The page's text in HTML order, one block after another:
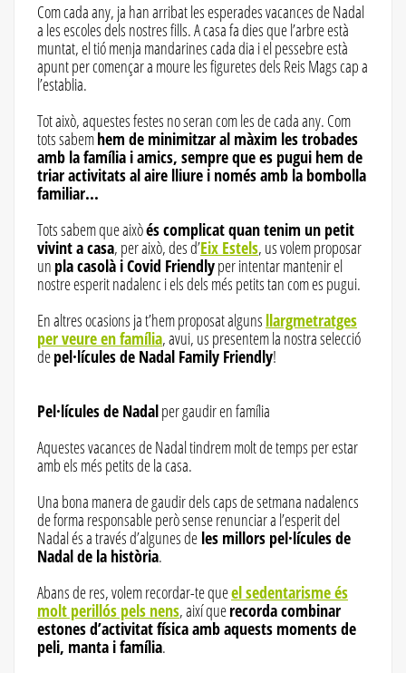
Com cada any, ja han arribat les esperades vacances de Nadal
a les escoles dels nostres fills. A casa fa dies que l’arbre està
muntat, el tió menja mandarines cada dia i el pessebre està
apunt per començar a moure les figuretes dels Reis Mags cap a
l’establia.
Tot això, aquestes festes no seran com les de cada any. Com
tots sabemhem de minimitzar al màxim les trobades
amb la família i amics, sempre que es pugui hem de
triar activitats al aire lliure i només amb la bombolla
familiar...
Tots sabem que aixòés complicat quan tenim un petit
vivint a casa, per això, des d’Eix Estels, us volem proposar
un pla casolà i Covid Friendlyper intentar mantenir el
nostre esperit nadalenc i els dels més petits tan com es pugui.
En altres ocasions ja t’hem proposat alguns llargmetratges
per veure en família, avui, us presentem la nostra selecció
depel·lícules de Nadal Family Friendly!
Pel·lícules de Nadalper gaudir en família
Aquestes vacances de Nadal tindrem molt de temps per estar
amb els més petits de la casa.
Una bona manera de gaudir dels caps de setmana nadalencs
de forma responsable però sense renunciar a l’esperit del
Nadal és a través d’algunes de les millors pel·lícules de
Nadal de la història.
Abans de res, volem recordar-te queel sedentarisme és
molt perillós pels nens, així querecorda combinar
estones d’activitat física amb aquests moments de
peli, manta i família.